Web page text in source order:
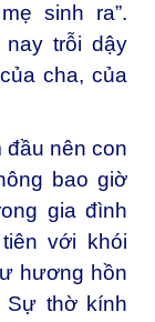
sinh ra”.
trỗi dậy
cha, của
đầu nên con
bao giờ
gia đình
với khói
hương hồn
Sự thờ kính